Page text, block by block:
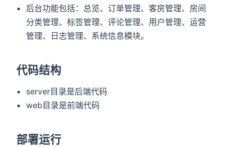
后台功能包括：总览、订单管理、客房管理、房间
分类管理、标签管理、评论管理、用户管理、运营
管理、日志管理、系统信息模块。
代码结构
server目录是后端代码
web目录是前端代码
部署运行